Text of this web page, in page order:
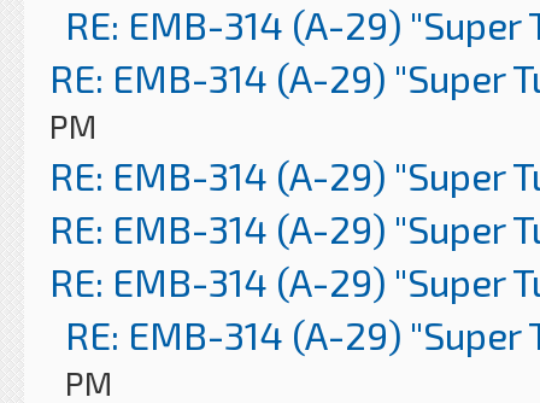
RE: EMB-314 (A-29) "Super
RE: EMB-314 (A-29) "Super
PM
RE: EMB-314 (A-29) "Super
RE: EMB-314 (A-29) "Super
RE: EMB-314 (A-29) "Super
RE: EMB-314 (A-29) "Super
PM